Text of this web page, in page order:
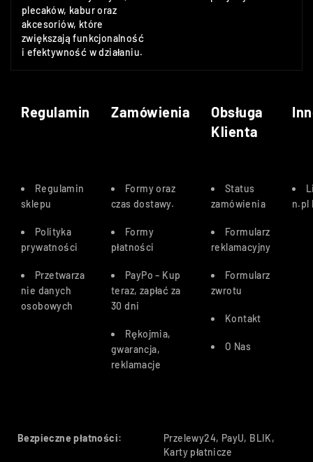
plecaków, kabur oraz
akcesoriów, które
zwiększają funkcjonalność
i efektywność w działaniu.
Regulamin Zamówienia
Obsługa
Klienta
Regulamin
sklepu
Polityka
prywatności
Przetwarza
nie danych
osobowych
Formy oraz
czas dostawy.
Formy
płatności
PayPo – Kup
teraz, zapłać za
30 dni
Rękojmia,
gwarancja,
reklamacje
Status
zamówienia
Formularz
reklamacyjny
Formularz
zwrotu
Kontakt
O Nas
n.pl
Bezpieczne płatności:
Przelewy24, PayU, BLIK,
Karty płatnicze